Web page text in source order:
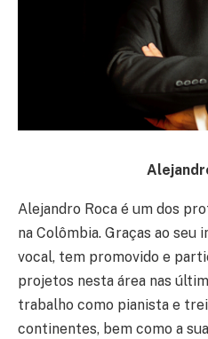
Alejandro Roca é um dos
na Colômbia. Graças ao
vocal, tem promovido e
projetos nesta área nas
trabalho como pianista e
continentes, bem como a